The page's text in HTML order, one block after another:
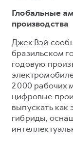
Глобальные
производства
Джек Вэй
бразильском
годовую
2 000 рабочих
цифровые
выпускать как
гибриды,